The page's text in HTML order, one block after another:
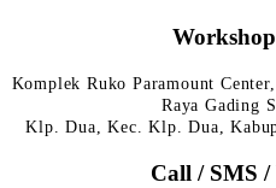
Komplek Ruko Paramount
Raya Gading
Klp. Dua, Kec. Klp. Dua,
Call / SMS